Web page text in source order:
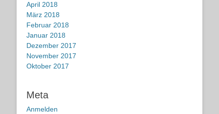
April 2018
März 2018
Februar 2018
Januar 2018
Dezember 2017
November 2017
Oktober 2017
Meta
Anmelden